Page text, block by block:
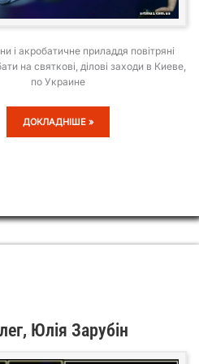
і акробатичне приладдя повітряні
на святкові, ділові заходи в Киеве,
по Украине
DUO
KURINSKYI
ДОКЛАДНІШЕ »
Юлія Зарубін